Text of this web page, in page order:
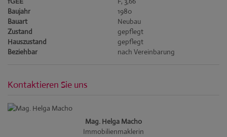
Baujahr
1980
Bauart
Neubau
Zustand
gepflegt
Hauszustand
gepflegt
Beziehbar
nach Vereinbarung
Kontaktieren Sie uns
Mag. Helga Macho
Immobilienmaklerin